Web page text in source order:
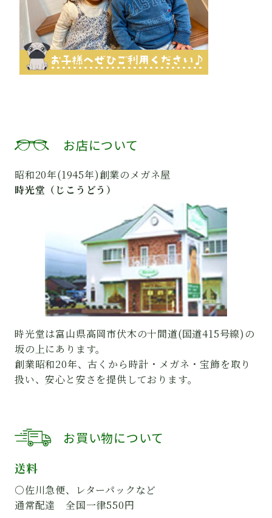
お店について
昭和20年(1945年)創業のメガネ屋
時光堂（じこうどう）
時光堂は富山県高岡市伏木の十間道(国道415号線)の
坂の上にあります。
創業昭和20年、古くから時計・メガネ・宝飾を取り
扱い、安心と安さを提供しております。
お買い物について
送料
○佐川急便、レターパックなど
通常配達 全国一律550円